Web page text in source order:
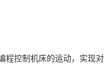
程控制机床的运动，实现